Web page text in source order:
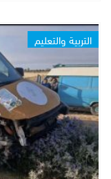
التربية والتعليم